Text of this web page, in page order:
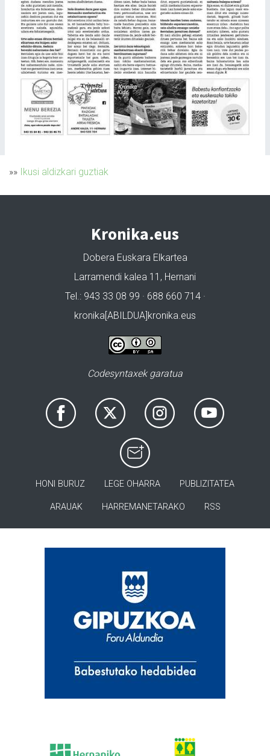
»» Ikusi aldizkari guztiak
Kronika.eus
Dobera Euskara Elkartea
Larramendi kalea 11, Hernani
Tel.: 943 33 08 99 · 688 660 714 ·
kronika[ABILDUA]kronika.eus
Codesyntaxek garatua
HONI BURUZ LEGE OHARRA PUBLIZITATEA
ARAUAK HARREMANETARAKO RSS